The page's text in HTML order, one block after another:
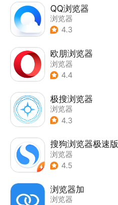
QQ浏览器
浏览器
4.3
欧朋浏览器
浏览器
4.4
极搜浏览器
浏览器
4.3
搜狗浏览器极速版
浏览器
4.5
浏览器加
浏览器